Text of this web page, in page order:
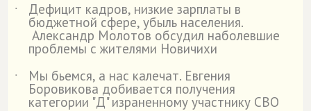
˙ Дефицит кадров, низкие зарплаты в
бюджетной сфере, убыль населения.
Александр Молотов обсудил наболевшие
проблемы с жителями Новичихи
˙
Мы бьемся, а нас калечат. Евгения
Боровикова добивается получения
категории "Д" израненному участнику СВО